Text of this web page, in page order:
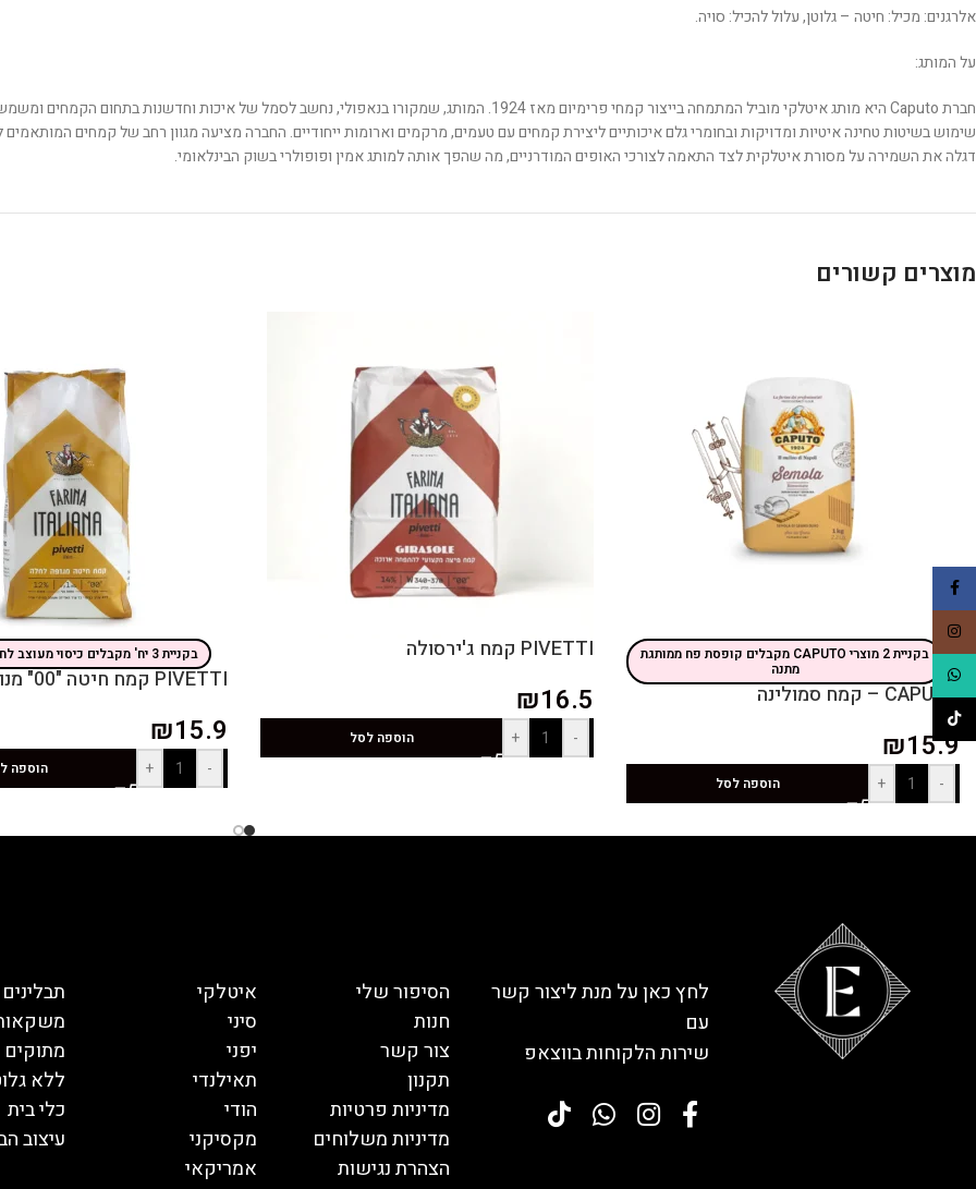
אלרגנים: מכיל: חיטה – גלוטן, עלול להכיל: סויה.
על המותג:
דגלה את השמירה על מסורת איטלקית לצד התאמה לצורכי האופים המודרניים, מה שהפך אותה למותג אמין ופופולרי בשוק הבינלאומי.
מוצרים קשורים
בקניית 2 מוצרי CAPUTO מקבלים קופסת פח ממותגת
מתנה
CAPUTO – קמח סמולינה
₪15.9
-
+ הוספה לסל
PIVETTI קמח ג'ירסולה
₪16.5
-
+ הוספה לסל
בקניית 3 יח' מקבלים כיסוי מעוצב לחלה
PIVETTI קמח חיטה "00" מנופה לחלה
₪15.9
-
+ הוספה
לחץ כאן על מנת ליצור קשר
עם
שירות הלקוחות בווצאפ
הסיפור שלי
חנות
צור קשר
תקנון
מדיניות פרטיות
מדיניות משלוחים
הצהרת נגישות
איטלקי
סיני
יפני
תאילנדי
הודי
מקסיקני
אמריקאי
תבלינים
מתוקים
ללא
כלי בית
עיצוב
WhatsApp